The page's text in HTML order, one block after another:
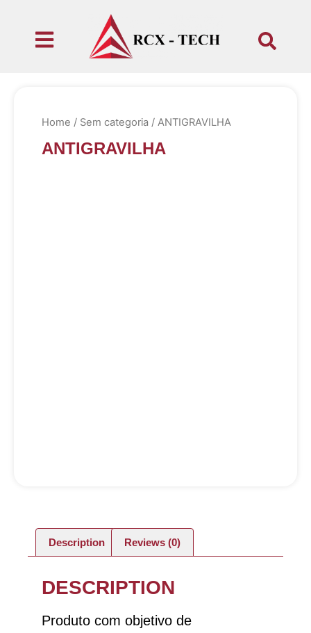
Home / Sem categoria / ANTIGRAVILHA
ANTIGRAVILHA
Description Reviews (0)
DESCRIPTION
Produto com objetivo de